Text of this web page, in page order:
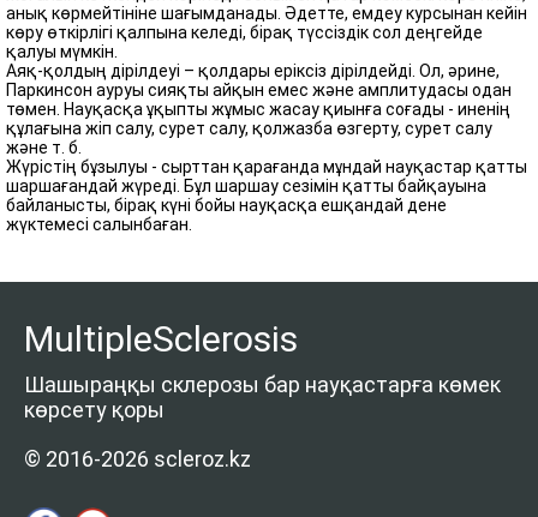
анық көрмейтініне шағымданады. Әдетте, емдеу курсынан кейін
көру өткірлігі қалпына келеді, бірақ түссіздік сол деңгейде
қалуы мүмкін.
Аяқ-қолдың дірілдеуі – қолдары еріксіз дірілдейді. Ол, әрине,
Паркинсон ауруы сияқты айқын емес және амплитудасы одан
төмен. Науқасқа ұқыпты жұмыс жасау қиынға соғады - иненің
құлағына жіп салу, сурет салу, қолжазба өзгерту, сурет салу
және т. б.
Жүрістің бұзылуы - сырттан қарағанда мұндай науқастар қатты
шаршағандай жүреді. Бұл шаршау сезімін қатты байқауына
байланысты, бірақ күні бойы науқасқа ешқандай дене
жүктемесі салынбаған.
MultipleSclerosis
Шашыраңқы склерозы бар науқастарға көмек
көрсету қоры
© 2016-2026 scleroz.kz